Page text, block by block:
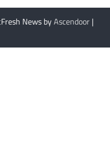
Fresh News byAscendoor |